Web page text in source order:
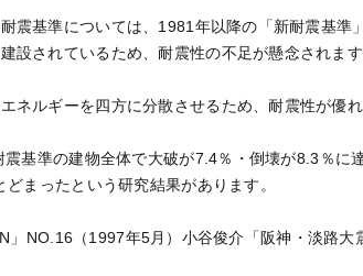
震基準については、1981年以降の「新耐震基準
設されているため、耐震性の不足が懸念されます
ネルギーを四方に分散させるため、耐震性が優
基準の建物全体で大破が7.4％・倒壊が8.3％に
まったという研究結果があります。
」NO.16（1997年5月）小谷俊介「阪神・淡路大